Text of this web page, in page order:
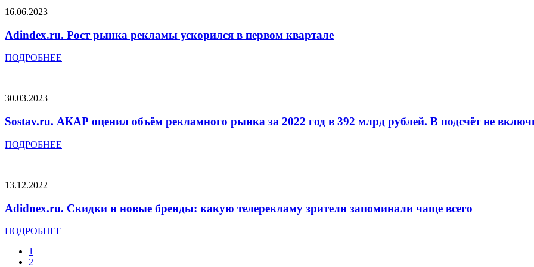
16.06.2023
Adindex.ru. Рост рынка рекламы ускорился в первом квартале
ПОДРОБНЕЕ
30.03.2023
Sostav.ru. АКАР оценил объём рекламного рынка за 2022 год в 392 млрд рублей. В подсчёт не
ПОДРОБНЕЕ
13.12.2022
Adidnex.ru. Скидки и новые бренды: какую телерекламу зрители запоминали чаще всего
ПОДРОБНЕЕ
1
2